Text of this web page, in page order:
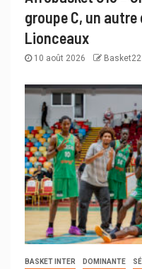
groupe C, un
Lionceaux
10 août 2026
BASKET INTER DOMINANTE